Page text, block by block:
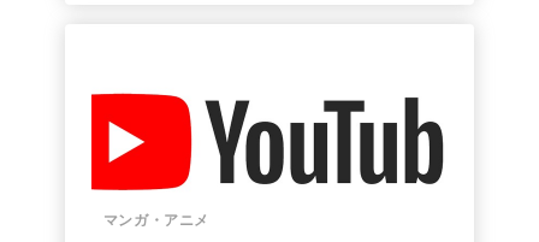
マンガ・アニメ